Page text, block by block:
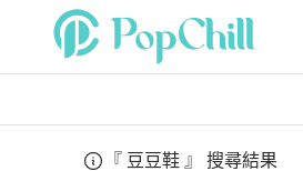
『 豆豆鞋 』 搜尋結果